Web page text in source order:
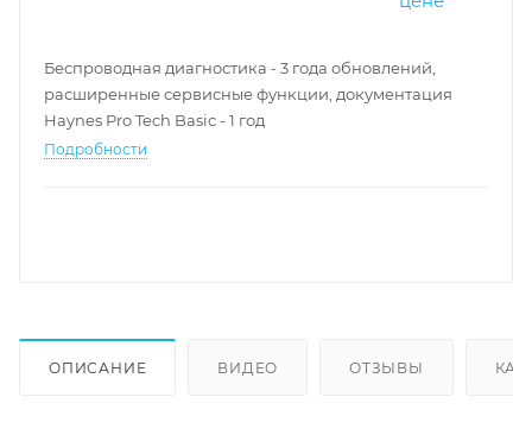
Беспроводная диагностика - 3 года обновлений,
расширенные сервисные функции, документация
Haynes Pro Tech Basic - 1 год
Подробности
ОПИСАНИЕ ВИДЕО ОТЗЫВЫ